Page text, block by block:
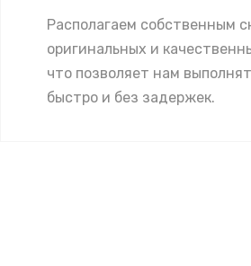
Располагаем собственным
оригинальных и
что позволяет нам
быстро и без задержек.